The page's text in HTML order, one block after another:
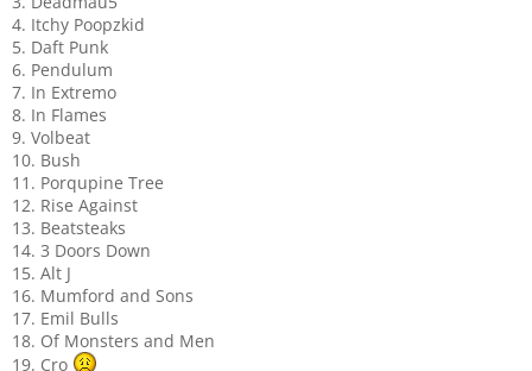
4. Itchy Poopzkid
5. Daft Punk
6. Pendulum
7. In Extremo
8. In Flames
9. Volbeat
10. Bush
11. Porqupine Tree
12. Rise Against
13. Beatsteaks
14. 3 Doors Down
15. Alt J
16. Mumford and Sons
17. Emil Bulls
18. Of Monsters and Men
19. Cro